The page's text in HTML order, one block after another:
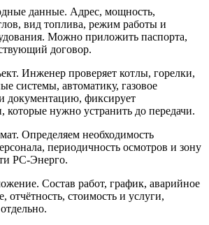
данные. Адрес, мощность,
вид топлива, режим работы и
Можно приложить паспорта,
договор.
Инженер проверяет котлы, горелки,
системы, автоматику, газовое
документацию, фиксирует
которые нужно устранить до передачи.
Определяем необходимость
периодичность осмотров и зону
РС-Энерго.
Состав работ, график, аварийное
отчётность, стоимость и услуги,